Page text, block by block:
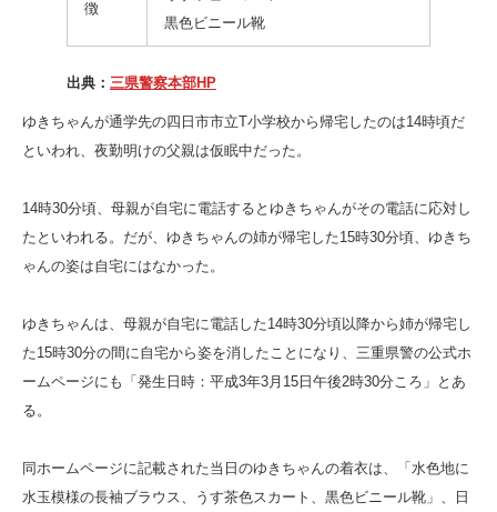
徴
黒色ビニール靴
出典： 三県警察本部HP
ゆきちゃんが通学先の四日市市立T小学校から帰宅したのは14時頃だ
といわれ、夜勤明けの父親は仮眠中だった。
14時30分頃、母親が自宅に電話するとゆきちゃんがその電話に応対し
たといわれる。だが、ゆきちゃんの姉が帰宅した15時30分頃、ゆきち
ゃんの姿は自宅にはなかった。
ゆきちゃんは、母親が自宅に電話した14時30分頃以降から姉が帰宅し
た15時30分の間に自宅から姿を消したことになり、三重県警の公式ホ
ームページにも「発生日時：平成3年3月15日午後2時30分ころ」とあ
る。
同ホームページに記載された当日のゆきちゃんの着衣は、「水色地に
水玉模様の長袖ブラウス、うす茶色スカート、黒色ビニール靴」、日